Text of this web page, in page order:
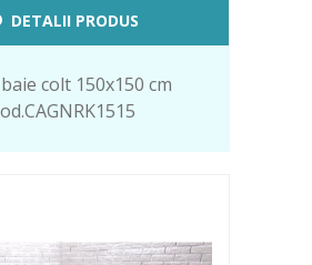
DETALII PRODUS
colt 150x150 cm